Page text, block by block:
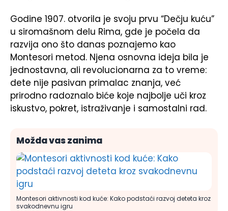
Godine 1907. otvorila je svoju prvu “Dečju kuću”
u siromašnom delu Rima, gde je počela da
razvija ono što danas poznajemo kao
Montesori metod. Njena osnovna ideja bila je
jednostavna, ali revolucionarna za to vreme:
dete nije pasivan primalac znanja, već
prirodno radoznalo biće koje najbolje uči kroz
iskustvo, pokret, istraživanje i samostalni rad.
Možda vas zanima
Montesori aktivnosti kod kuće: Kako podstaći razvoj deteta kroz
svakodnevnu igru